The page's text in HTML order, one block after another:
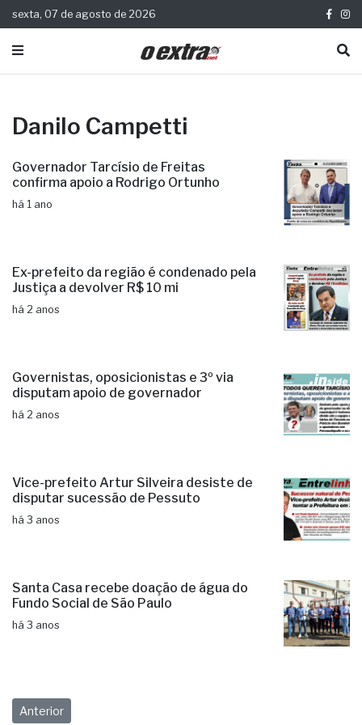
sexta, 07 de agosto de 2026
Danilo Campetti
Governador Tarcísio de Freitas
confirma apoio a Rodrigo Ortunho
há 1 ano
Ex-prefeito da região é condenado pela
Justiça a devolver R$ 10 mi
há 2 anos
Governistas, oposicionistas e 3º via
disputam apoio de governador
há 2 anos
Vice-prefeito Artur Silveira desiste de
disputar sucessão de Pessuto
há 3 anos
Santa Casa recebe doação de água do
Fundo Social de São Paulo
há 3 anos
Anterior